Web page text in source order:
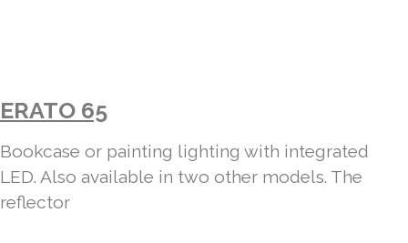
ERATO 65
Bookcase or painting lighting with integrated
LED. Also available in two other models. The
reflector